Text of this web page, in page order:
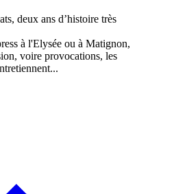
à l'Elysée ou à Matignon,
voire provocations, les